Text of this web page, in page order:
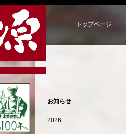
トップページ
お知らせ
2026